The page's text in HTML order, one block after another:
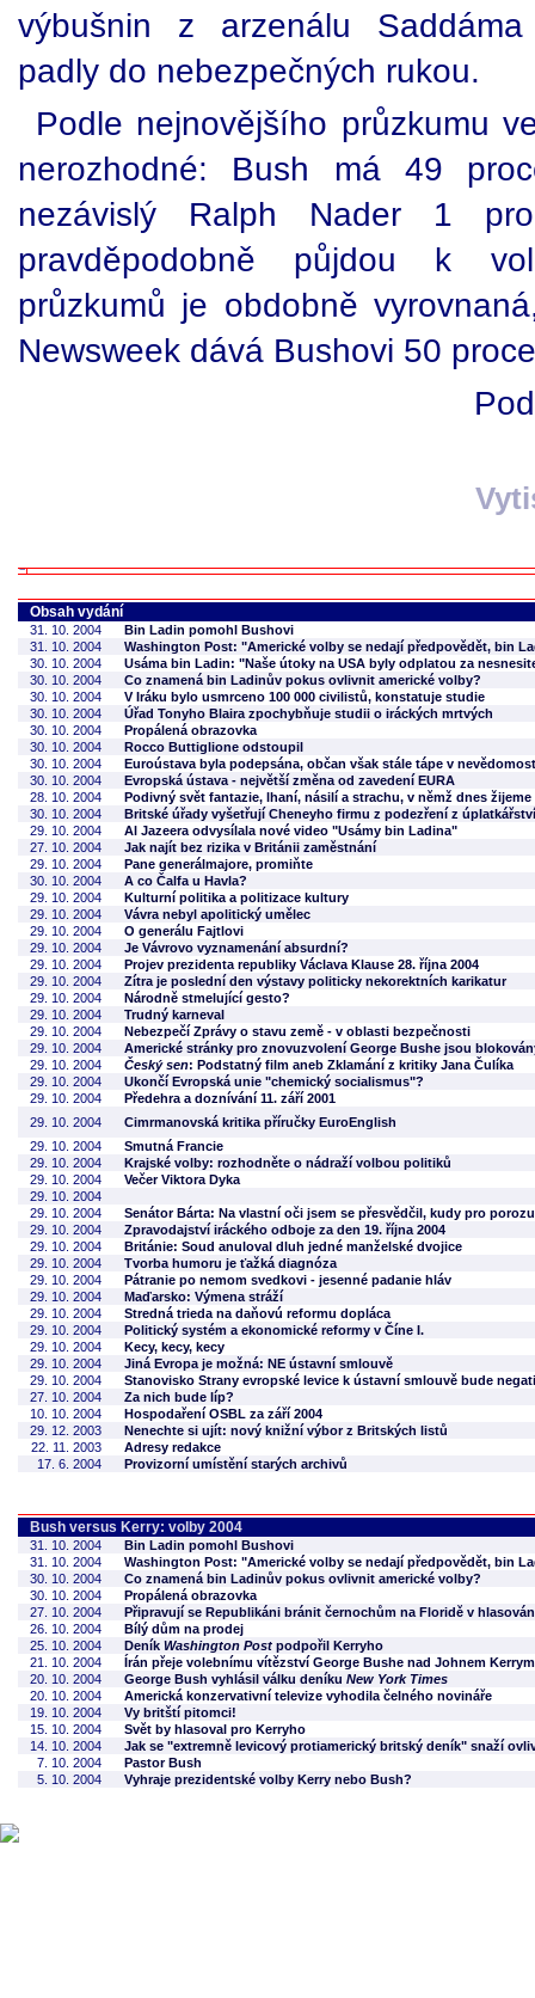
výbušnin z arzenálu
padly do nebezpečných rukou.
Podle nejnovějšího průzkumu
nerozhodné: Bush má 49
nezávislý Ralph Nader 1
pravděpodobně půjdou k
průzkumů je obdobně
Newsweek dává Bushovi 50
Obsah vydání
31. 10. 2004
Bin Ladin pomohl Bushovi
31. 10. 2004
Washington Post: "Americké volby se nedají předpovědět, bin
30. 10. 2004
Usáma bin Ladin: "Naše útoky na USA byly odplatou za
30. 10. 2004
Co znamená bin Ladinův pokus ovlivnit americké volby?
30. 10. 2004
V Iráku bylo usmrceno 100 000 civilistů, konstatuje studie
30. 10. 2004
Úřad Tonyho Blaira zpochybňuje studii o iráckých mrtvých
30. 10. 2004
Propálená obrazovka
30. 10. 2004
Rocco Buttiglione odstoupil
30. 10. 2004
Euroústava byla podepsána, občan však stále tápe v
30. 10. 2004
Evropská ústava - největší změna od zavedení EURA
28. 10. 2004
Podivný svět fantazie, lhaní, násilí a strachu, v němž dnes žijeme
30. 10. 2004
Britské úřady vyšetřují Cheneyho firmu z podezření z úplatkářství
29. 10. 2004
Al Jazeera odvysílala nové video "Usámy bin Ladina"
27. 10. 2004
Jak najít bez rizika v Británii zaměstnání
29. 10. 2004
Pane generálmajore, promiňte
30. 10. 2004
A co Čalfa u Havla?
29. 10. 2004
Kulturní politika a politizace kultury
29. 10. 2004
Vávra nebyl apolitický umělec
29. 10. 2004
O generálu Fajtlovi
29. 10. 2004
Je Vávrovo vyznamenání absurdní?
29. 10. 2004
Projev prezidenta republiky Václava Klause 28. října 2004
29. 10. 2004
Zítra je poslední den výstavy politicky nekorektních karikatur
29. 10. 2004
Národně stmelující gesto?
29. 10. 2004
Trudný karneval
29. 10. 2004
Nebezpečí Zprávy o stavu země - v oblasti bezpečnosti
29. 10. 2004
Americké stránky pro znovuzvolení George Bushe jsou
29. 10. 2004
Český sen: Podstatný film aneb Zklamání z kritiky Jana Čulíka
29. 10. 2004
Ukončí Evropská unie "chemický socialismus"?
29. 10. 2004
Předehra a doznívání 11. září 2001
29. 10. 2004
Cimrmanovská kritika příručky EuroEnglish
29. 10. 2004
Smutná Francie
29. 10. 2004
Krajské volby: rozhodněte o nádraží volbou politiků
29. 10. 2004
Večer Viktora Dyka
29. 10. 2004
29. 10. 2004
Senátor Bárta: Na vlastní oči jsem se přesvědčil, kudy pro
29. 10. 2004
Zpravodajství iráckého odboje za den 19. října 2004
29. 10. 2004
Británie: Soud anuloval dluh jedné manželské dvojice
29. 10. 2004
Tvorba humoru je ťažká diagnóza
29. 10. 2004
Pátranie po nemom svedkovi - jesenné padanie hláv
29. 10. 2004
Maďarsko: Výmena stráží
29. 10. 2004
Stredná trieda na daňovú reformu dopláca
29. 10. 2004
Politický systém a ekonomické reformy v Číne I.
29. 10. 2004
Kecy, kecy, kecy
29. 10. 2004
Jiná Evropa je možná: NE ústavní smlouvě
29. 10. 2004
Stanovisko Strany evropské levice k ústavní smlouvě bude
27. 10. 2004
Za nich bude líp?
10. 10. 2004
Hospodaření OSBL za září 2004
29. 12. 2003
Nenechte si ujít: nový knižní výbor z Britských listů
22. 11. 2003
Adresy redakce
17. 6. 2004
Provizorní umístění starých archivů
Bush versus Kerry: volby 2004
31. 10. 2004
Bin Ladin pomohl Bushovi
31. 10. 2004
Washington Post: "Americké volby se nedají předpovědět, bin
30. 10. 2004
Co znamená bin Ladinův pokus ovlivnit americké volby?
30. 10. 2004
Propálená obrazovka
27. 10. 2004
Připravují se Republikáni bránit černochům na Floridě v
26. 10. 2004
Bílý dům na prodej
25. 10. 2004
Deník Washington Post podpořil Kerryho
21. 10. 2004
Írán přeje volebnímu vítězství George Bushe nad Johnem Kerrym
20. 10. 2004
George Bush vyhlásil válku deníku New York Times
20. 10. 2004
Americká konzervativní televize vyhodila čelného novináře
19. 10. 2004
Vy britští pitomci!
15. 10. 2004
Svět by hlasoval pro Kerryho
14. 10. 2004
Jak se "extremně levicový protiamerický britský deník" snaží
7. 10. 2004
Pastor Bush
5. 10. 2004
Vyhraje prezidentské volby Kerry nebo Bush?